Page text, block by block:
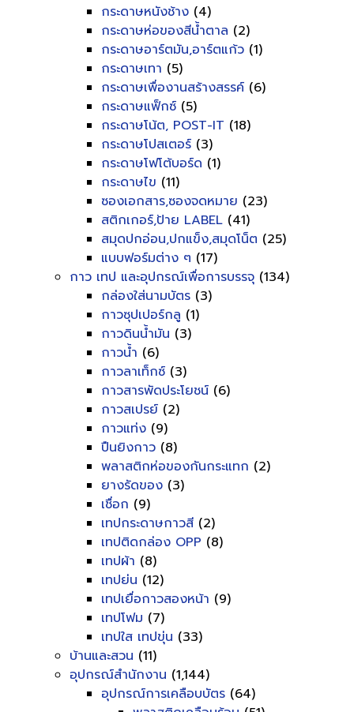
กระดาษหนังช้าง (4)
กระดาษห่อของสีน้ำตาล (2)
กระดาษอาร์ตมัน,อาร์ตแก้ว (1)
กระดาษเทา (5)
กระดาษเพื่องานสร้างสรรค์ (6)
กระดาษแฟ็กซ์ (5)
กระดาษโน้ต, POST-IT (18)
กระดาษโปสเตอร์ (3)
กระดาษโฟโต้บอร์ด (1)
กระดาษไข (11)
ซองเอกสาร,ซองจดหมาย (23)
สติกเกอร์,ป้าย LABEL (41)
สมุดปกอ่อน,ปกแข็ง,สมุดโน็ต (25)
แบบฟอร์มต่าง ๆ (17)
กาว เทป และอุปกรณ์เพื่อการบรรจุ (134)
กล่องใส่นามบัตร (3)
กาวซุปเปอร์กลู (1)
กาวดินน้ำมัน (3)
กาวน้ำ (6)
กาวลาเท็กซ์ (3)
กาวสารพัดประโยชน์ (6)
กาวสเปรย์ (2)
กาวแท่ง (9)
ปืนยิงกาว (8)
พลาสติกห่อของกันกระแทก (2)
ยางรัดของ (3)
เชื่อก (9)
เทปกระดาษกาวสี (2)
เทปติดกล่อง OPP (8)
เทปผ้า (8)
เทปย่น (12)
เทปเยื่อกาวสองหน้า (9)
เทปโฟม (7)
เทปใส เทปขุ่น (33)
บ้านและสวน (11)
อุปกรณ์สำนักงาน (1,144)
อุปกรณ์การเคลือบบัตร (64)